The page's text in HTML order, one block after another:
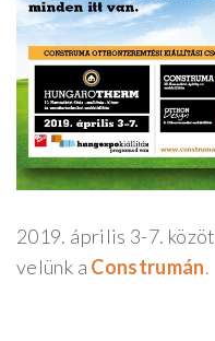
2019. április 3-7.
velünk a Construmán.